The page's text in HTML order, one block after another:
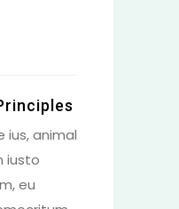
ius, animal
iusto
eu